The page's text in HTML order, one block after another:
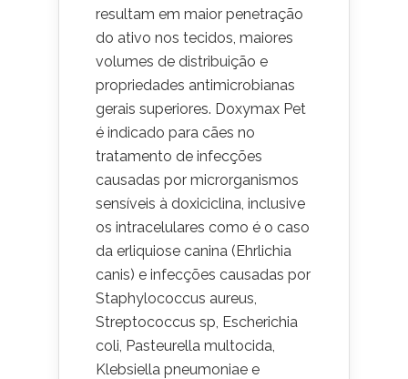
resultam em maior penetração
do ativo nos tecidos, maiores
volumes de distribuição e
propriedades antimicrobianas
gerais superiores. Doxymax Pet
é indicado para cães no
tratamento de infecções
causadas por microrganismos
sensíveis à doxiciclina, inclusive
os intracelulares como é o caso
da erliquiose canina (Ehrlichia
canis) e infecções causadas por
Staphylococcus aureus,
Streptococcus sp, Escherichia
coli, Pasteurella multocida,
Klebsiella pneumoniae e